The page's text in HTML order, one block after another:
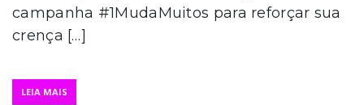
campanha #1MudaMuitos para reforçar sua
crença […]
LEIA MAIS